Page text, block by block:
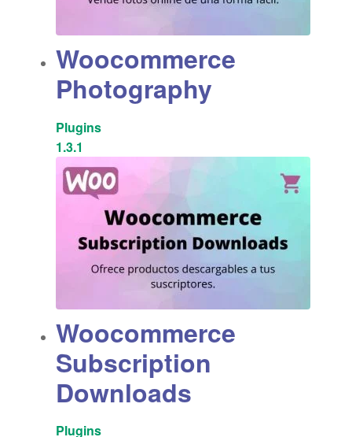
Woocommerce
Photography
Plugins
1.3.1
Woocommerce
Subscription
Downloads
Plugins